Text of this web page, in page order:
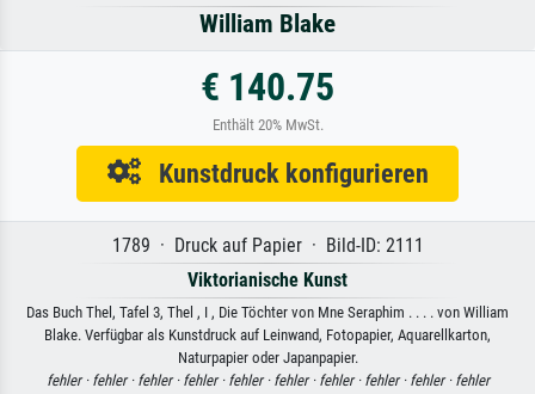
William Blake
€ 140.75
Enthält 20% MwSt.
Kunstdruck konfigurieren
1789 · Druck auf Papier · Bild-ID: 2111
Viktorianische Kunst
Das Buch Thel, Tafel 3, Thel , I , Die Töchter von Mne Seraphim . . . . von William
Blake. Verfügbar als Kunstdruck auf Leinwand, Fotopapier, Aquarellkarton,
Naturpapier oder Japanpapier.
fehler · fehler · fehler · fehler · fehler · fehler · fehler · fehler · fehler · fehler